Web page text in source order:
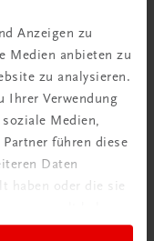
Anzeigen zu
Medien anbieten zu
zu analysieren.
Ihrer Verwendung
Medien,
führen diese
Daten
haben oder die sie